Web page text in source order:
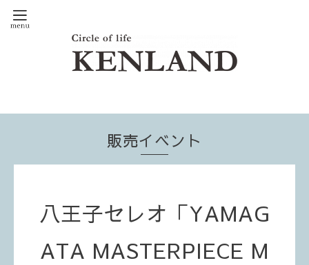
販売イベント
八王子セレオ「YAMAG
ATA MASTERPIECE M